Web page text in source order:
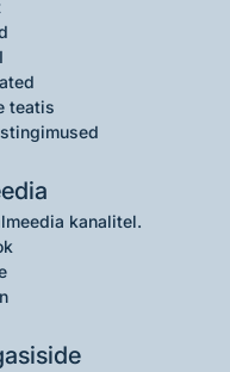
teatis
kanalitel.